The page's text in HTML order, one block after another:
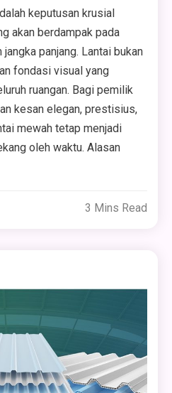
keputusan krusial
akan berdampak pada
panjang. Lantai bukan
fondasi visual yang
ruangan. Bagi pemilik
kesan elegan, prestisius,
mewah tetap menjadi
oleh waktu. Alasan
3 Mins Read